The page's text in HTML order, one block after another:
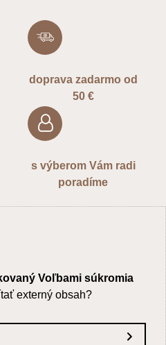
doprava zadarmo od
50 €
s výberom Vám radi
poradíme
Voľbami súkromia
externý obsah?